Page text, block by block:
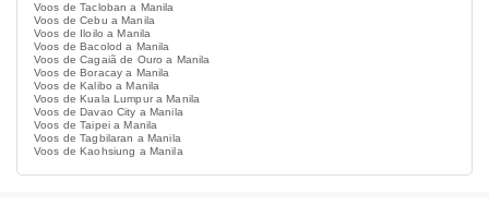
Voos de Tacloban a Manila
Voos de Cebu a Manila
Voos de Iloilo a Manila
Voos de Bacolod a Manila
Voos de Cagaiã de Ouro a Manila
Voos de Boracay a Manila
Voos de Kalibo a Manila
Voos de Kuala Lumpur a Manila
Voos de Davao City a Manila
Voos de Taipei a Manila
Voos de Tagbilaran a Manila
Voos de Kaohsiung a Manila